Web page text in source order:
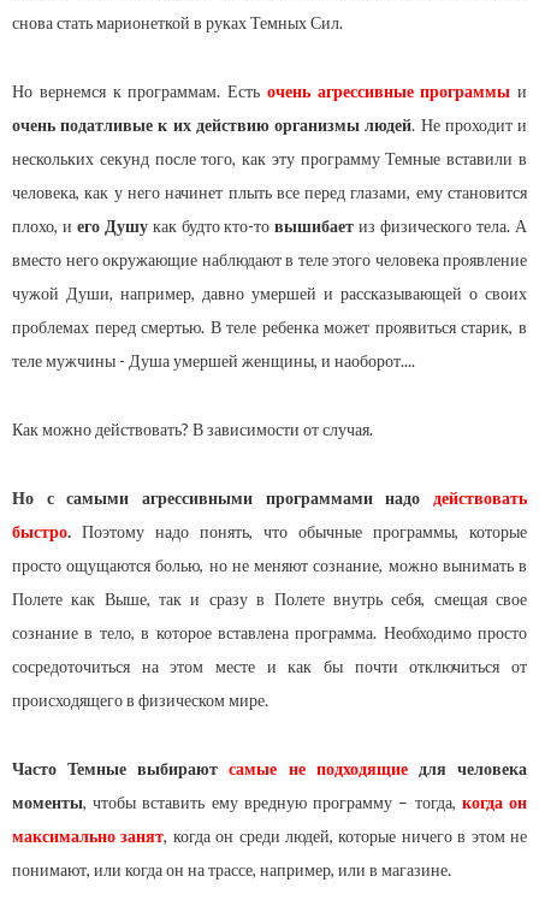
снова стать марионеткой в руках Темных Сил.
Но вернемся к программам. Есть очень агрессивные программы и
очень податливые к их действию организмы людей. Не проходит и
нескольких секунд после того, как эту программу Темные вставили в
человека, как у него начинет плыть все перед глазами, ему становится
плохо, и его Душукак будто кто-товышибает из физического тела. А
вместо него окружающие наблюдают в теле этого человека проявление
чужой Души, например, давно умершей и рассказывающей о своих
проблемах перед смертью. В теле ребенка может проявиться старик, в
теле мужчины - Душа умершей женщины, и наоборот....
Как можно действовать? В зависимости от случая.
Но с самыми агрессивными программами надо действовать
быстро. Поэтому надо понять, что обычные программы, которые
просто ощущаются болью, но не меняют сознание, можно вынимать в
Полете как Выше, так и сразу в Полете внутрь себя, смещая свое
сознание в тело, в которое вставлена программа. Необходимо просто
сосредоточиться на этом месте и как бы почти отключиться от
происходящего в физическом мире.
Часто Темные выбираютсамые не подходящие для человека
моменты, чтобы вставить ему вредную программу – тогда, когда он
максимально занят, когда он среди людей, которые ничего в этом не
понимают, или когда он на трассе, например, или в магазине.